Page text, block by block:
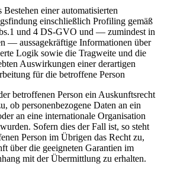
Bestehen einer automatisierten
einschließlich Profiling gemäß
und 4 DS-GVO und — zumindest in
— aussagekräftige Informationen über
Logik sowie die Tragweite und die
Auswirkungen einer derartigen
für die betroffene Person
betroffenen Person ein Auskunftsrecht
ob personenbezogene Daten an ein
an eine internationale Organisation
Sofern dies der Fall ist, so steht
Person im Übrigen das Recht zu,
über die geeigneten Garantien im
mit der Übermittlung zu erhalten.